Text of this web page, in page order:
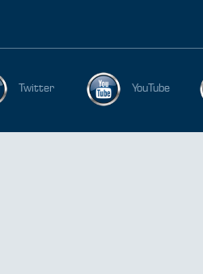
Twitter YouTube